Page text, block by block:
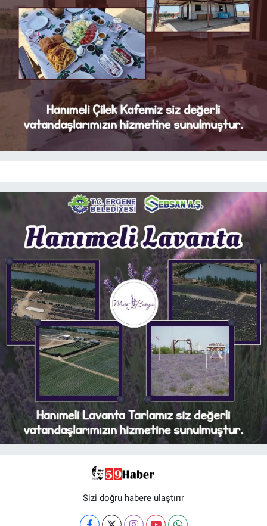
Sizi doğru habere ulaştırır